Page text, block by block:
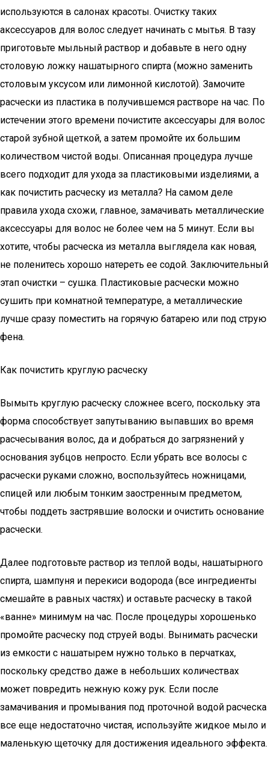
используются в салонах красоты. Очистку таких
аксессуаров для волос следует начинать с мытья. В тазу
приготовьте мыльный раствор и добавьте в него одну
столовую ложку нашатырного спирта (можно заменить
столовым уксусом или лимонной кислотой). Замочите
расчески из пластика в получившемся растворе на час. По
истечении этого времени почистите аксессуары для волос
старой зубной щеткой, а затем промойте их большим
количеством чистой воды. Описанная процедура лучше
всего подходит для ухода за пластиковыми изделиями, а
как почистить расческу из металла? На самом деле
правила ухода схожи, главное, замачивать металлические
аксессуары для волос не более чем на 5 минут. Если вы
хотите, чтобы расческа из металла выглядела как новая,
не поленитесь хорошо натереть ее содой. Заключительный
этап очистки – сушка. Пластиковые расчески можно
сушить при комнатной температуре, а металлические
лучше сразу поместить на горячую батарею или под струю
фена.
Как почистить круглую расческу
Вымыть круглую расческу сложнее всего, поскольку эта
форма способствует запутыванию выпавших во время
расчесывания волос, да и добраться до загрязнений у
основания зубцов непросто. Если убрать все волосы с
расчески руками сложно, воспользуйтесь ножницами,
спицей или любым тонким заостренным предметом,
чтобы поддеть застрявшие волоски и очистить основание
расчески.
Далее подготовьте раствор из теплой воды, нашатырного
спирта, шампуня и перекиси водорода (все ингредиенты
смешайте в равных частях) и оставьте расческу в такой
«ванне» минимум на час. После процедуры хорошенько
промойте расческу под струей воды. Вынимать расчески
из емкости с нашатырем нужно только в перчатках,
поскольку средство даже в небольших количествах
может повредить нежную кожу рук. Если после
замачивания и промывания под проточной водой расческа
все еще недостаточно чистая, используйте жидкое мыло и
маленькую щеточку для достижения идеального эффекта.